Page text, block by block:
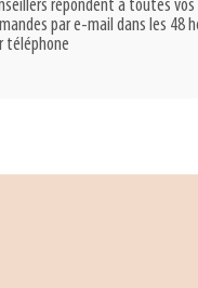
répondent à toutes vos
par e-mail dans les 48
téléphone